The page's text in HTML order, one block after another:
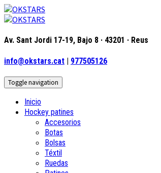
Av. Sant Jordi 17-19, Bajo 8 · 43201 · Reus
info@okstars.cat | 977505126
Toggle navigation
Inicio
Hockey patines
Accesorios
Botas
Bolsas
Téxtil
Ruedas